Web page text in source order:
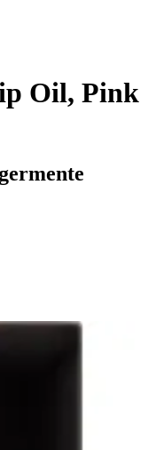
Oil, Pink